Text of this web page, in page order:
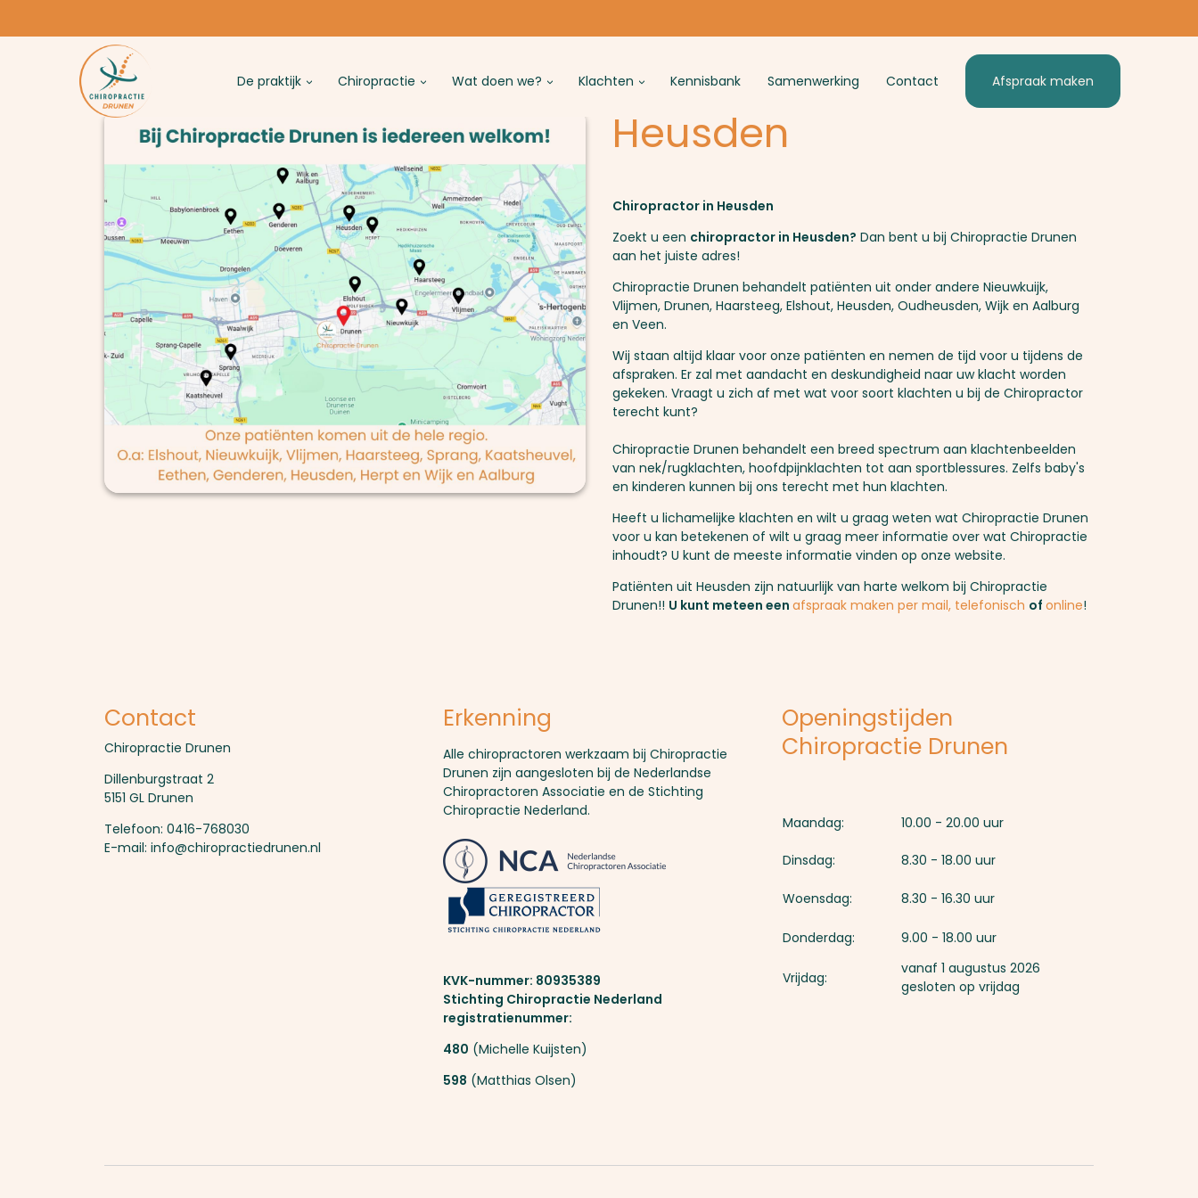
De praktijk Chiropractie Wat doen we? Klachten Kennisbank Samenwerking Contact Afspraak maken
Heusden
Chiropractor in Heusden
Zoekt u een chiropractor in Heusden? Dan bent u bij Chiropractie Drunen
aan het juiste adres!
Chiropractie Drunen behandelt patiënten uit onder andere Nieuwkuijk,
Vlijmen, Drunen, Haarsteeg, Elshout, Heusden, Oudheusden, Wijk en Aalburg
en Veen.
Wij staan altijd klaar voor onze patiënten en nemen de tijd voor u tijdens de
afspraken. Er zal met aandacht en deskundigheid naar uw klacht worden
gekeken. Vraagt u zich af met wat voor soort klachten u bij de Chiropractor
terecht kunt?
Chiropractie Drunen behandelt een breed spectrum aan klachtenbeelden
van nek/rugklachten, hoofdpijnklachten tot aan sportblessures. Zelfs baby's
en kinderen kunnen bij ons terecht met hun klachten.
Heeft u lichamelijke klachten en wilt u graag weten wat Chiropractie Drunen
voor u kan betekenen of wilt u graag meer informatie over wat Chiropractie
inhoudt? U kunt de meeste informatie vinden op onze website.
Patiënten uit Heusden zijn natuurlijk van harte welkom bij Chiropractie
Drunen!! U kunt meteen een afspraak maken per mail, telefonisch of online!
Contact
Chiropractie Drunen
Dillenburgstraat 2
5151 GL Drunen
Telefoon: 0416-768030
E-mail: info@chiropractiedrunen.nl
Erkenning
Alle chiropractoren werkzaam bij Chiropractie
Drunen zijn aangesloten bij de Nederlandse
Chiropractoren Associatie en de Stichting
Chiropractie Nederland.
KVK-nummer: 80935389
Stichting Chiropractie Nederland
registratienummer:
480 (Michelle Kuijsten)
598 (Matthias Olsen)
Openingstijden
Chiropractie Drunen
Maandag: 10.00 - 20.00 uur
Dinsdag: 8.30 - 18.00 uur
Woensdag: 8.30 - 16.30 uur
Donderdag: 9.00 - 18.00 uur
Vrijdag:
vanaf 1 augustus 2026
gesloten op vrijdag